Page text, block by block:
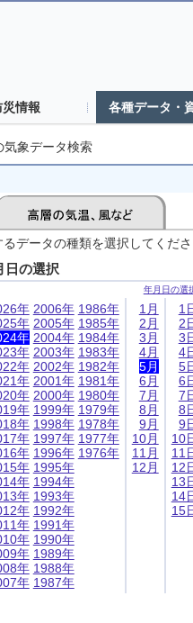
災情報 各種データ・
気象データ検索
データの種類を選択してくだ
日の選択
年月日の選
年
年
年
年
年
年
年
年
年
年
年
年
年
年
年
年
年
年
年
年
2006年
2005年
2004年
2003年
2002年
2001年
2000年
1999年
1998年
1997年
1996年
1995年
1994年
1993年
1992年
1991年
1990年
1989年
1988年
1987年
1986年
1985年
1984年
1983年
1982年
1981年
1980年
1979年
1978年
1977年
1976年
1月
2月
3月
4月
5月
6月
7月
8月
9月
10月
11月
12月
1
2
3
4
5
6
7
8
9
10
11
12
13
14
15